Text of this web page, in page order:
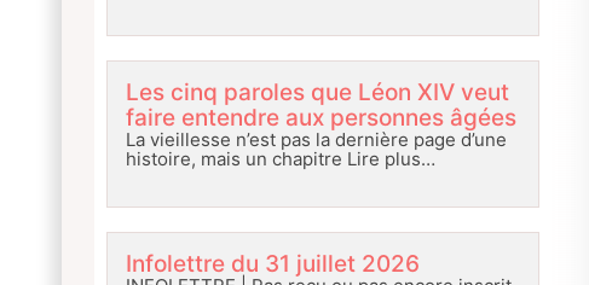
Les cinq paroles que Léon XIV veut
faire entendre aux personnes âgées
La vieillesse n’est pas la dernière page d’une
histoire, mais un chapitre Lire plus…
Infolettre du 31 juillet 2026